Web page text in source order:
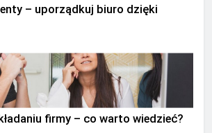
– uporządkuj biuro dzięki
firmy – co warto wiedzieć?